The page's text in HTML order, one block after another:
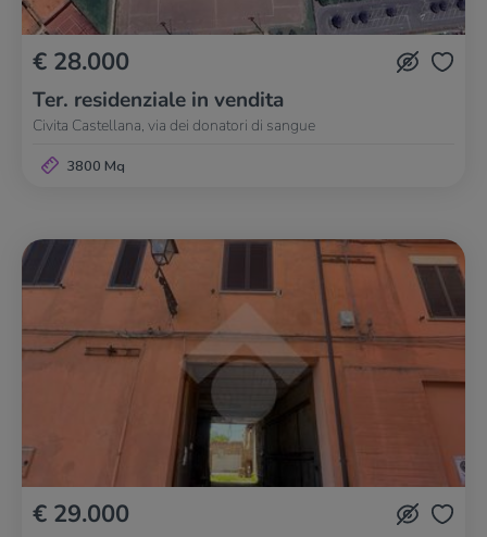
€ 28.000
Ter. residenziale in vendita
Civita Castellana, via dei donatori di sangue
3800 Mq
€ 29.000